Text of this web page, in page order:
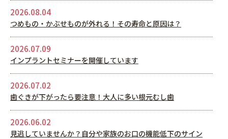
2026.08.04
つめもの・かぶせものが外れる！その寿命と原因は？
2026.07.09
インプラントセミナーを開催しています
2026.07.02
歯ぐきが下がったら要注意！大人に多い根元むし歯
2026.06.02
見逃していませんか？自分や家族のお口の機能低下のサイン